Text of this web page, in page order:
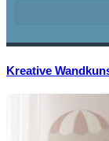
Kreative